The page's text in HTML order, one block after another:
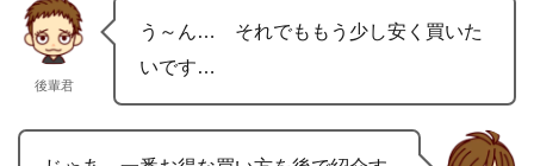
後輩君
う～ん… それでももう少し安く買いた
いです…